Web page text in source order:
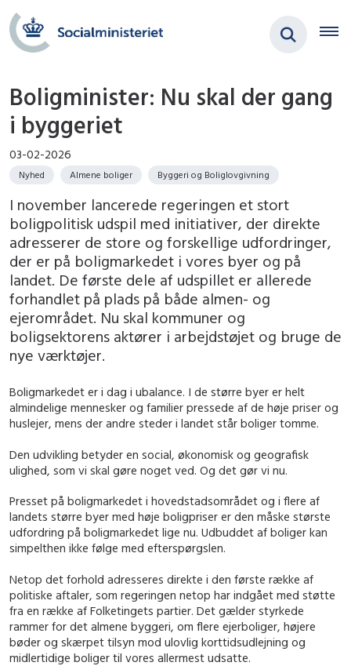
Boligminister: Nu skal der gang
i byggeriet
03-02-2026
Nyhed Almene boliger Byggeri og Boliglovgivning
I november lancerede regeringen et stort
boligpolitisk udspil med initiativer, der direkte
adresserer de store og forskellige udfordringer,
der er på boligmarkedet i vores byer og på
landet. De første dele af udspillet er allerede
forhandlet på plads på både almen- og
ejerområdet. Nu skal kommuner og
boligsektorens aktører i arbejdstøjet og bruge de
nye værktøjer.
Boligmarkedet er i dag i ubalance. I de større byer er helt
almindelige mennesker og familier pressede af de høje priser og
huslejer, mens der andre steder i landet står boliger tomme.
Den udvikling betyder en social, økonomisk og geografisk
ulighed, som vi skal gøre noget ved. Og det gør vi nu.
Presset på boligmarkedet i hovedstadsområdet og i flere af
landets større byer med høje boligpriser er den måske største
udfordring på boligmarkedet lige nu. Udbuddet af boliger kan
simpelthen ikke følge med efterspørgslen.
Netop det forhold adresseres direkte i den første række af
politiske aftaler, som regeringen netop har indgået med støtte
fra en række af Folketingets partier. Det gælder styrkede
rammer for det almene byggeri, om flere ejerboliger, højere
bøder og skærpet tilsyn mod ulovlig korttidsudlejning og
midlertidige boliger til vores allermest udsatte.